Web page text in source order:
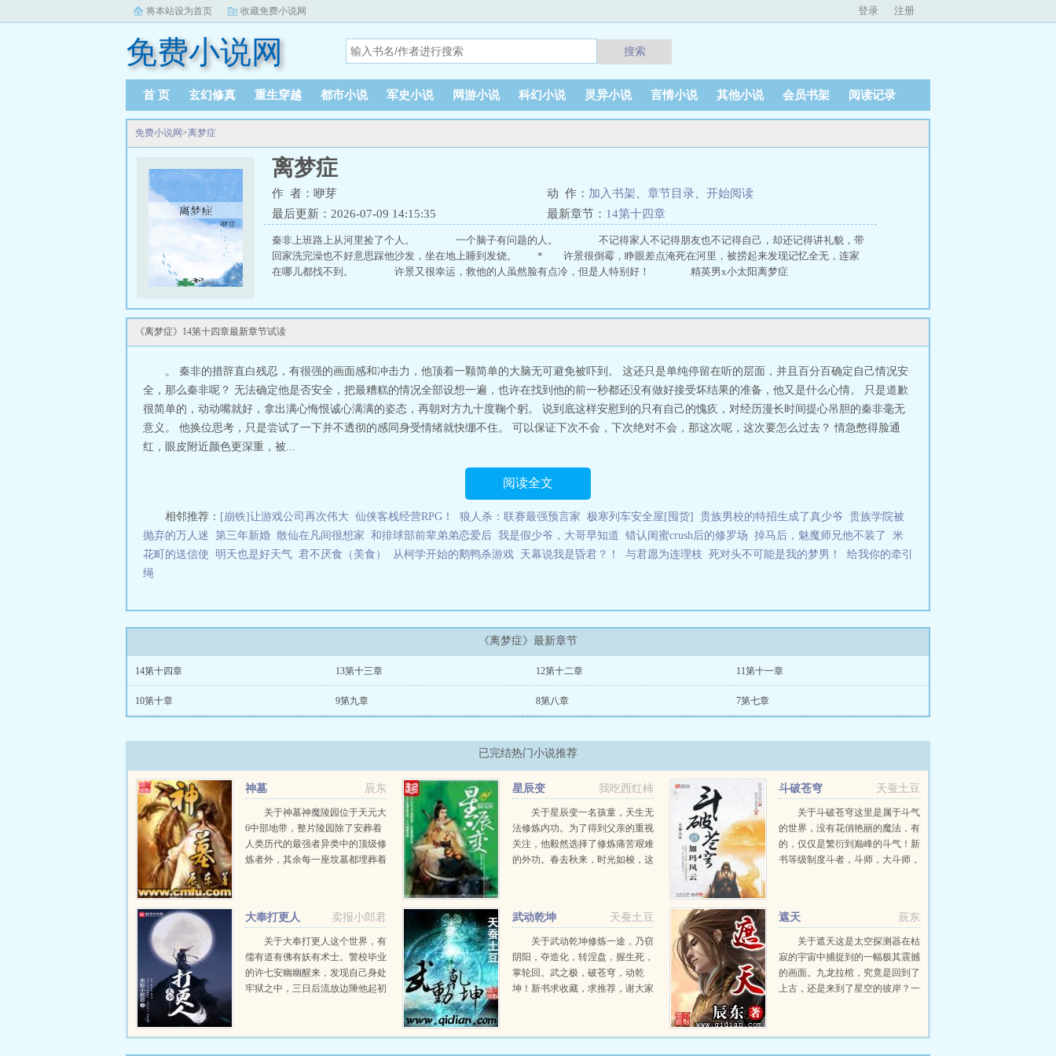
将本站设为首页 收藏免费小说网 登录 注册
免费小说网 搜索
首 页 玄幻修真 重生穿越 都市小说 军史小说 网游小说 科幻小说 灵异小说 言情小说 其他小说 会员书架 阅读记录
免费小说网>离梦症
离梦症
作 者：咿芽 动 作： 加入书架 章节目录
开始阅读
最后更新：2026-07-09 14:15:35
最新章节： 14第十四章
秦非上班路上从河里捡了个人。 一个脑子有问题的人。 不记得家人不记得朋友也不记得自己，却还记得讲礼貌，带
回家洗完澡也不好意思踩他沙发，坐在地上睡到发烧。 * 许景很倒霉，睁眼差点淹死在河里，被捞起来发现记忆全无，连家
在哪儿都找不到。 许景又很幸运，救他的人虽然脸有点冷，但是人特别好！ 精英男x小太阳离梦症
《离梦症》14第十四章最新章节试读
。 秦非的措辞直白残忍，有很强的画面感和冲击力，他顶着一颗简单的大脑无可避免被吓到。 这还只是单纯停留在听的层面，并且百分百确定自己情况安
全，那么秦非呢？ 无法确定他是否安全，把最糟糕的情况全部设想一遍，也许在找到他的前一秒都还没有做好接受坏结果的准备，他又是什么心情。 只是道歉
很简单的，动动嘴就好，拿出满心悔恨诚心满满的姿态，再朝对方九十度鞠个躬。 说到底这样安慰到的只有自己的愧疚，对经历漫长时间提心吊胆的秦非毫无
意义。 他换位思考，只是尝试了一下并不透彻的感同身受情绪就快绷不住。 可以保证下次不会，下次绝对不会，那这次呢，这次要怎么过去？ 情急憋得脸通
红，眼皮附近颜色更深重，被...
阅读全文
相邻推荐： [崩铁]让游戏公司再次伟大 仙侠客栈经营RPG！ 狼人杀：联赛最强预言家 极寒列车安全屋[囤货] 贵族男校的特招生成了真少爷 贵族学院被
抛弃的万人迷 第三年新婚 散仙在凡间很想家 和排球部前辈弟弟恋爱后 我是假少爷，大哥早知道 错认闺蜜crush后的修罗场 掉马后，魅魔师兄他不装了
米
花町的送信使
明天也是好天气 君不厌食（美食） 从柯学开始的鹅鸭杀游戏 天幕说我是昏君？！ 与君愿为连理枝 死对头不可能是我的梦男！
给我你的牵引
绳
《离梦症》最新章节
14第十四章 13第十三章 12第十二章 11第十一章
10第十章 9第九章 8第八章 7第七章
已完结热门小说推荐
辰东
神墓
关于神墓神魔陵园位于天元大
6中部地带，整片陵园除了安葬着
人类历代的最强者异类中的顶级修
炼者外，其余每一座坟墓都埋葬着
复活而出，望...
我吃西红柿
星辰变
关于星辰变一名孩童，天生无
法修炼内功。为了得到父亲的重视
关注，他毅然选择了修炼痛苦艰难
的外功。春去秋来，时光如梭，这
青年无...
天蚕土豆
斗破苍穹
关于斗破苍穹这里是属于斗气
的世界，没有花俏艳丽的魔法，有
的，仅仅是繁衍到巅峰的斗气！新
书等级制度斗者，斗师，大斗师，
卖报小郎君
大奉打更人
关于大奉打更人这个世界，有
儒有道有佛有妖有术士。警校毕业
的许七安幽幽醒来，发现自己身处
牢狱之中，三日后流放边陲他起初
日。多年后，许七...
天蚕土豆
武动乾坤
关于武动乾坤修炼一途，乃窃
阴阳，夺造化，转涅盘，握生死，
掌轮回。武之极，破苍穹，动乾
坤！新书求收藏，求推荐，谢大家
辰东
遮天
关于遮天这是太空探测器在枯
寂的宇宙中捕捉到的一幅极其震撼
的画面。九龙拉棺，究竟是回到了
上古，还是来到了星空的彼岸？一
瀚海汹涌，欲望如深渊无止境登天